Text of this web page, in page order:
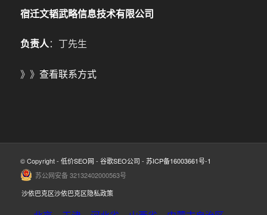
宿迁文韬武略信息技术有限公司
负责人：丁先生
》》 查看联系方式
© Copyright - 低价SEO网 - 谷歌SEO公司 - 苏ICP备16003661号-1
苏公网安备 32132402000563号
沙依巴克区沙依巴克区隐私政策